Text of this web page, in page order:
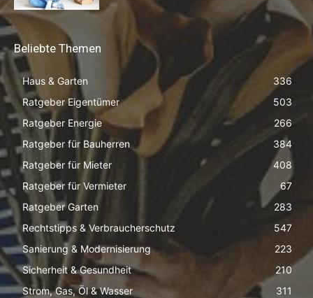
Beliebte Themen
Haus & Garten
336
Ratgeber Eigentümer
503
Ratgeber Energie
266
Ratgeber für Bauherren
384
Ratgeber für Mieter
408
Ratgeber für Vermieter
67
Ratgeber Garten
283
Rechtstipps & Verbraucherschutz
547
Sanierung & Modernisierung
223
Sicherheit & Gesundheit
210
Strom, Gas, Öl & Wasser
311